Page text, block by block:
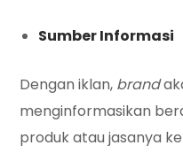
Sumber Informasi
Dengan iklan, brand
menginformasikan
produk atau jasanya